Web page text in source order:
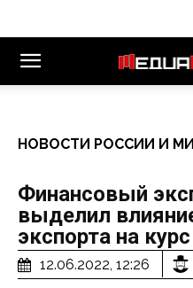
НОВОСТИ РОССИИ И
Финансовый
выделил
экспорта на
12.06.2022, 12:26